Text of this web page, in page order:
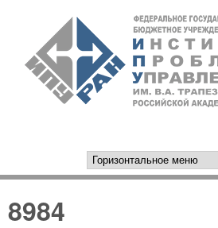
Перейти к
содержанию
РАН
горизонтальное
8984